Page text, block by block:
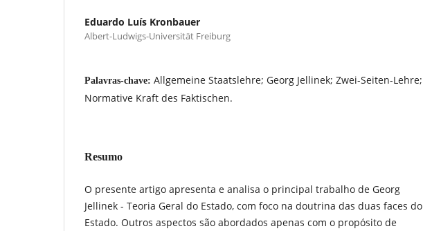
Eduardo Luís Kronbauer
Albert-Ludwigs-Universität Freiburg
Palavras-chave: Allgemeine Staatslehre; Georg Jellinek; Zwei-Seiten-Lehre;
Normative Kraft des Faktischen.
Resumo
O presente artigo apresenta e analisa o principal trabalho de Georg
Jellinek - Teoria Geral do Estado, com foco na doutrina das duas faces do
Estado. Outros aspectos são abordados apenas com o propósito de